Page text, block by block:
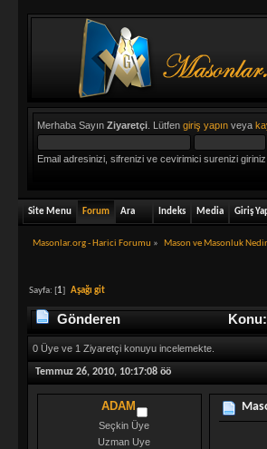
Merhaba SayınZiyaretçi . Lütfengiriş yapın veya
Email adresinizi, sifrenizi ve cevirimici surenizi giriniz
Site Menu Forum Ara Indeks Media Giriş
Masonlar.org - Harici Forumu » Mason ve Masonluk
Sayfa: [1]Aşağı git
Gönderen
0 Üye ve 1 Ziyaretçi konuyu incelemekte.
Temmuz 26, 2010, 10:17:08 öö
ADAM
Seçkin Üye
Uzman Uye